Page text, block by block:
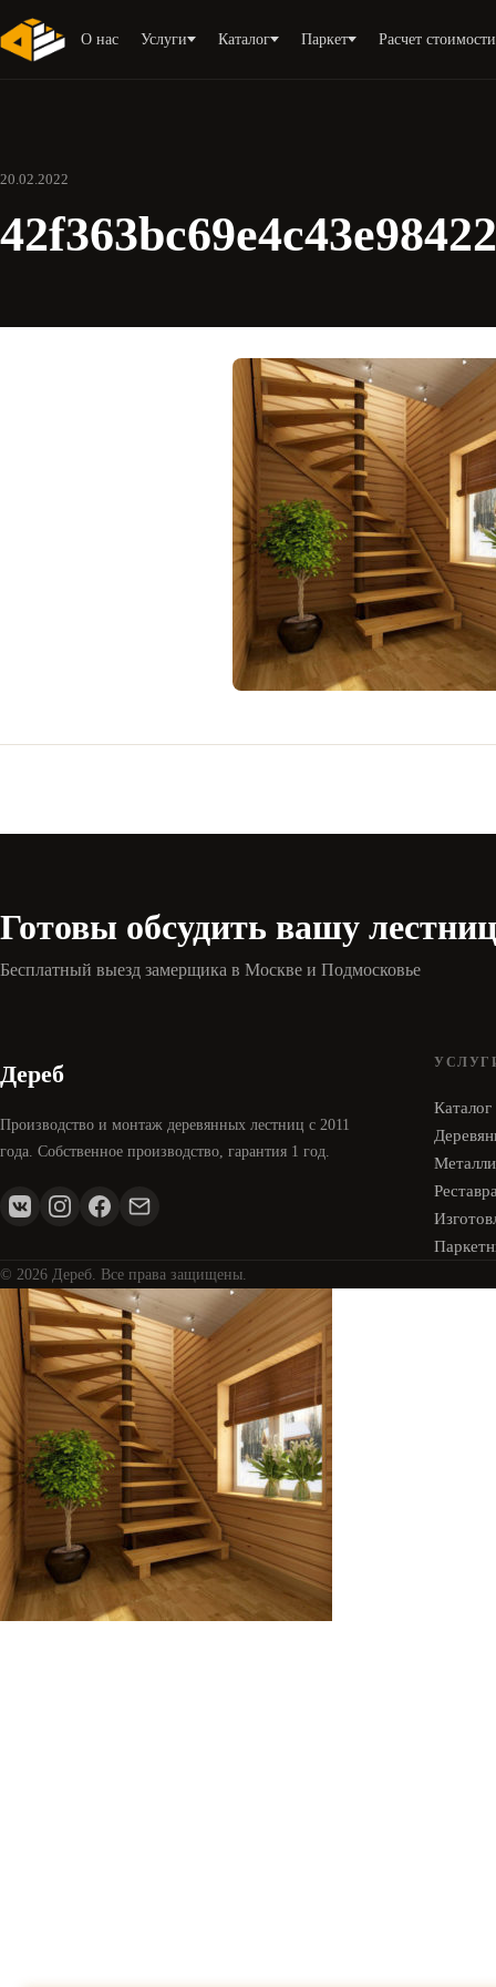
О нас Услуги Каталог Паркет Расчет стоимости
20.02.2022
Готовы обсудить вашу
Бесплатный выезд замерщика в Москве и Подмосковье
Дереб
Производство и монтаж деревянных лестниц с 2011
года. Собственное производство, гарантия 1 год.
Каталог
© 2026 Дереб. Все права защищены.